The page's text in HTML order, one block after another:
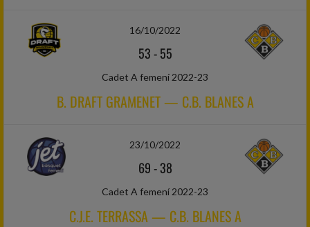
16/10/2022
53-55
Cadet A femení 2022-23
B. DRAFT GRAMENET — C.B. BLANES A
23/10/2022
69-38
Cadet A femení 2022-23
C.J.E. TERRASSA — C.B. BLANES A